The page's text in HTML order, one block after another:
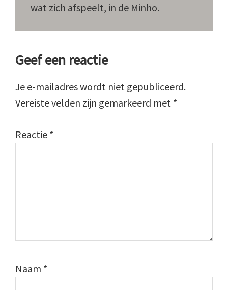
wat zich afspeelt, in de Minho.
Lees
Interacties
Geef een reactie
Je e-mailadres wordt niet gepubliceerd.
Vereiste velden zijn gemarkeerd met *
Reactie *
Naam *